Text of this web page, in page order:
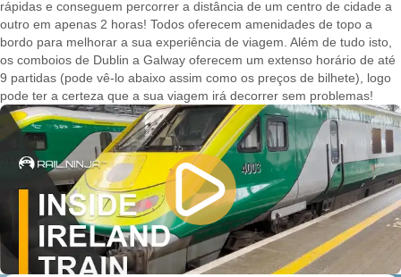
rápidas e conseguem percorrer a distância de um centro de cidade a
outro em apenas 2 horas! Todos oferecem amenidades de topo a
bordo para melhorar a sua experiência de viagem. Além de tudo isto,
os comboios de Dublin a Galway oferecem um extenso horário de até
9 partidas (pode vê-lo abaixo assim como os preços de bilhete), logo
pode ter a certeza que a sua viagem irá decorrer sem problemas!